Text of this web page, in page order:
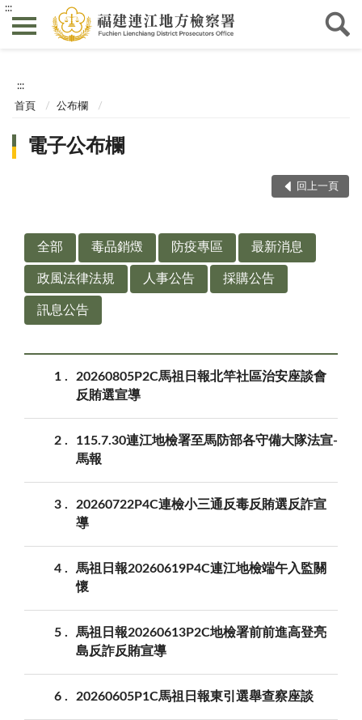
:::
:::
首頁 公布欄
電子公布欄
回上一頁
全部 毒品銷燬 防疫專區 最新消息
政風法律法規 人事公告 採購公告
訊息公告
1
20260805P2C馬祖日報北竿社區治安座談會
反賄選宣導
2
115.7.30連江地檢署至馬防部各守備大隊法宣-
馬報
3
20260722P4C連檢小三通反毒反賄選反詐宣
導
4
馬祖日報20260619P4C連江地檢端午入監關
懷
5
馬祖日報20260613P2C地檢署前前進高登亮
島反詐反賄宣導
6 20260605P1C馬祖日報東引選舉查察座談